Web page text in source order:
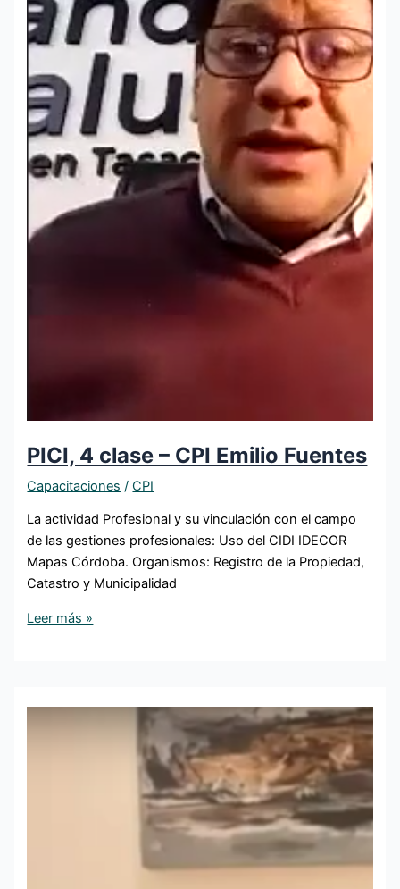
PICI, 4 clase – CPI Emilio Fuentes
Capacitaciones /CPI
La actividad Profesional y su vinculación con el campo
de las gestiones profesionales: Uso del CIDI IDECOR
Mapas Córdoba. Organismos: Registro de la Propiedad,
Catastro y Municipalidad
Leer más »